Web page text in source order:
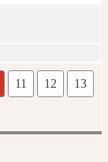
11 12
13